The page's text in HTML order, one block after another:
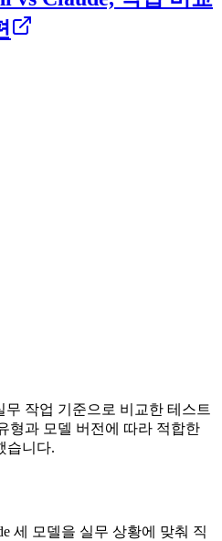
무 작업 기준으로 비교한 테스트
형과 모델 버전에 따라 적합한
습니다.
세 모델을 실무 상황에 맞춰 직